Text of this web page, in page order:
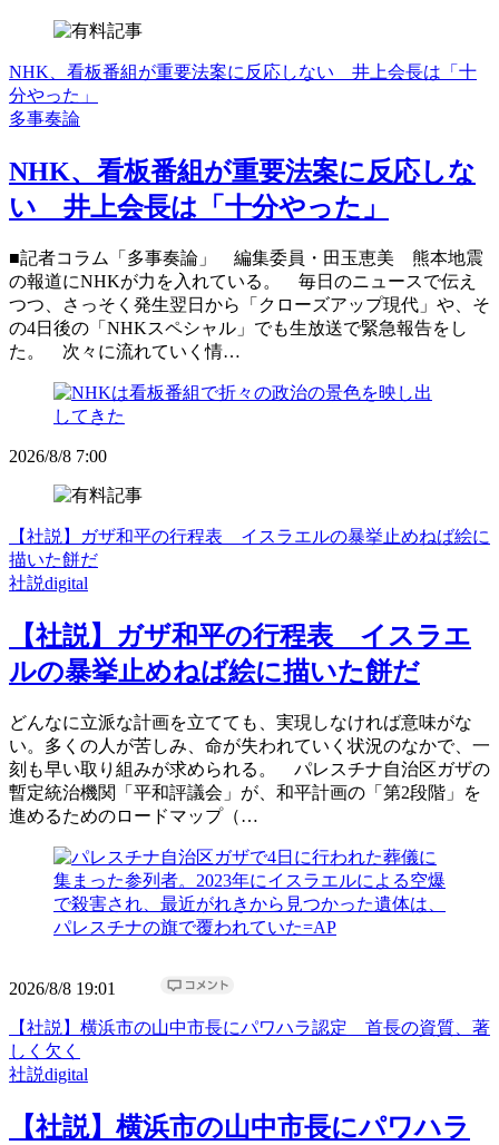
NHK、看板番組が重要法案に反応しない 井上会長は「十
分やった」
多事奏論
NHK、看板番組が重要法案に反応しな
い 井上会長は「十分やった」
■記者コラム「多事奏論」 編集委員・田玉恵美 熊本地震
の報道にNHKが力を入れている。 毎日のニュースで伝え
つつ、さっそく発生翌日から「クローズアップ現代」や、そ
の4日後の「NHKスペシャル」でも生放送で緊急報告をし
た。 次々に流れていく情…
2026/8/8 7:00
【社説】ガザ和平の行程表 イスラエルの暴挙止めねば絵に
描いた餅だ
社説digital
【社説】ガザ和平の行程表 イスラエ
ルの暴挙止めねば絵に描いた餅だ
どんなに立派な計画を立てても、実現しなければ意味がな
い。多くの人が苦しみ、命が失われていく状況のなかで、一
刻も早い取り組みが求められる。 パレスチナ自治区ガザの
暫定統治機関「平和評議会」が、和平計画の「第2段階」を
進めるためのロードマップ（…
2026/8/8 19:01
【社説】横浜市の山中市長にパワハラ認定 首長の資質、著
しく欠く
社説digital
【社説】横浜市の山中市長にパワハラ